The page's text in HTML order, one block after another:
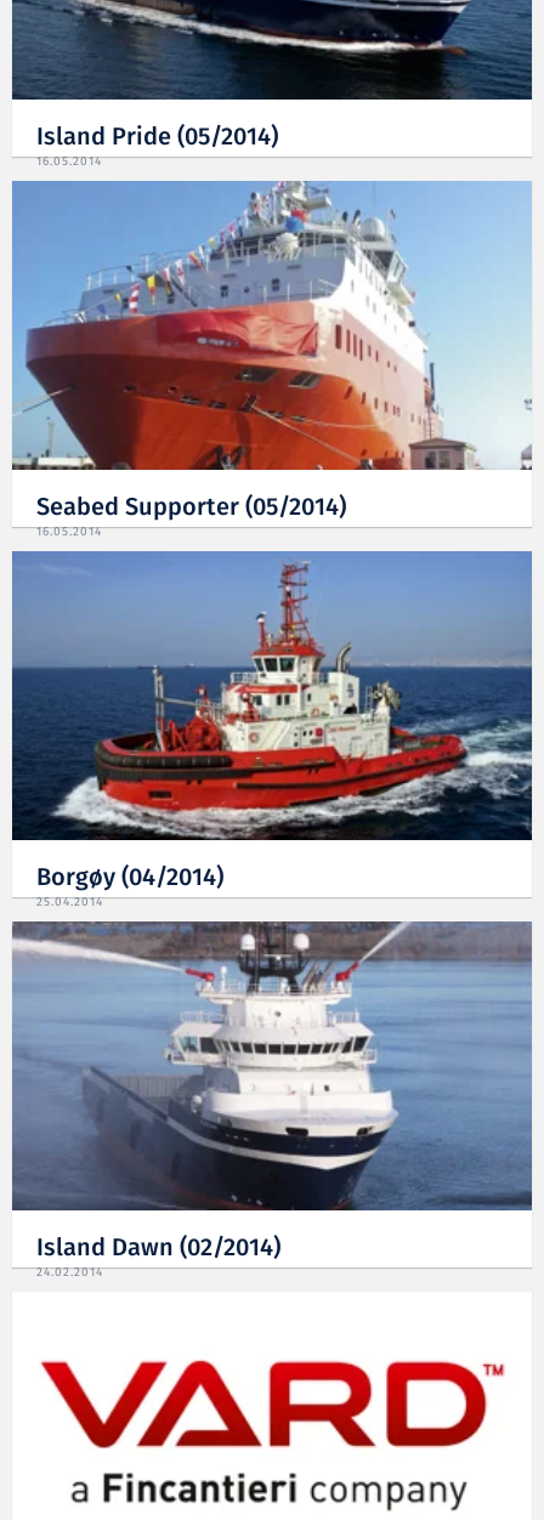
Island Pride (05/2014)
16.05.2014
Seabed Supporter (05/2014)
16.05.2014
Borgøy (04/2014)
25.04.2014
Island Dawn (02/2014)
24.02.2014